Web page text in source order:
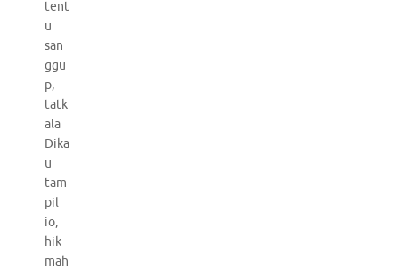
tent
u
san
ggu
p,
tatk
ala
Dika
u
tam
pil
io,
hik
mah